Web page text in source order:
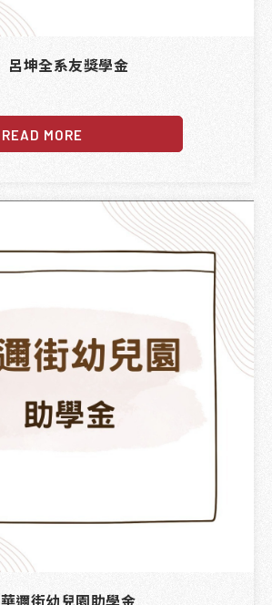
呂坤全系友獎學金
READ MORE
華邇街幼兒園助學金